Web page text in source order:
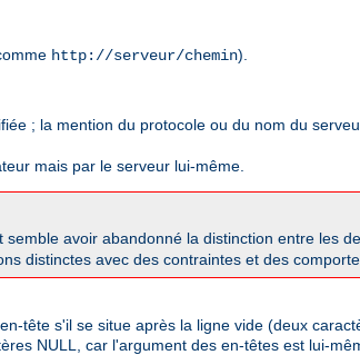
http://serveur/chemin).
; la mention du protocole ou du nom du
mais par le serveur lui-même.
avoir abandonné la distinction entre les
distinctes avec des contraintes et des
tête s'il se situe après la ligne vide (deux
NULL, car l'argument des en-têtes est lui-